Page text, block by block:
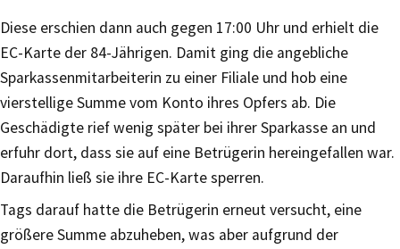
Diese erschien dann auch gegen 17:00 Uhr und erhielt die
EC-Karte der 84-Jährigen. Damit ging die angebliche
Sparkassenmitarbeiterin zu einer Filiale und hob eine
vierstellige Summe vom Konto ihres Opfers ab. Die
Geschädigte rief wenig später bei ihrer Sparkasse an und
erfuhr dort, dass sie auf eine Betrügerin hereingefallen war.
Daraufhin ließ sie ihre EC-Karte sperren.
Tags darauf hatte die Betrügerin erneut versucht, eine
größere Summe abzuheben, was aber aufgrund der